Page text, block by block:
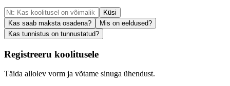
Küsi
Kas saab maksta osadena?
Mis on eeldused?
Kas tunnistus on tunnustatud?
Registreeru koolitusele
Täida allolev vorm ja võtame sinuga ühendust.